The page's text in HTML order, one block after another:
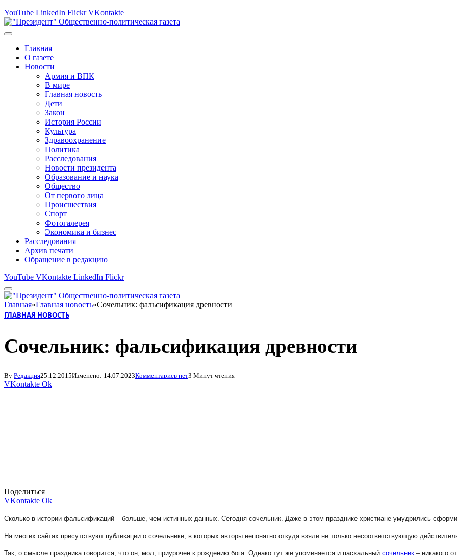
YouTube LinkedIn Flickr VKontakte
Главная
О газете
Новости
Армия и ВПК
В мире
Главная новость
Дети
Закон
История России
Культура
Здравоохранение
Политика
Расследования
Новости президента
Образование и наука
Общество
От первого лица
Происшествия
Спорт
Фотогалерея
Экономика и бизнес
Расследования
Архив печати
Обращение в редакцию
YouTube VKontakte LinkedIn Flickr
Главная»Главная новость»Сочельник: фальсификация древности
ГЛАВНАЯ НОВОСТЬ
Сочельник: фальсификация древности
By Редакция25.12.2015Изменено: 14.07.2023Комментариев нет3 Минут чтения
VKontakte Ok
Поделиться
VKontakte Ok
Сколько в истории фальсификаций – больше, чем истинных данных. Сегодня сочельник. Даже в этом празднике христиане умудрились
На многих сайтах присутствуют публикации о сочельнике, в которых авторы непонятно откуда взяли не только несоответствующую
Так, о смысле праздника говорится, что он, мол, приурочен к рождению бога. Однако тут же упоминается и пасхальный сочельник – никакого